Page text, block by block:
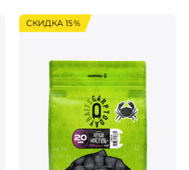
СКИДКА 15%